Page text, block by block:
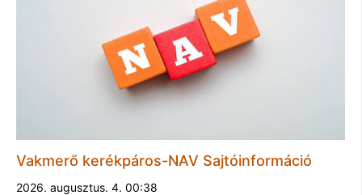
Vakmerő kerékpáros-NAV Sajtóinformáció
2026. augusztus. 4. 00:38